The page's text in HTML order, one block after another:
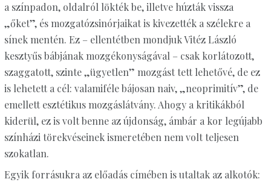
a színpadon, oldalról lökték be, illetve húzták vissza
„őket”, és mozgatózsinórjaikat is kivezették a szélekre a
sínek mentén. Ez – ellentétben mondjuk Vitéz László
kesztyűs bábjának mozgékonyságával – csak korlátozott,
szaggatott, szinte „ügyetlen” mozgást tett lehetővé, de ez
is lehetett a cél: valamiféle bájosan naiv, „neoprimitív”, de
emellett esztétikus mozgáslátvány. Ahogy a kritikákból
kiderül, ez is volt benne az újdonság, ámbár a kor legújabb
színházi törekvéseinek ismeretében nem volt teljesen
szokatlan.
Egyik forrásukra az előadás címében is utaltak az alkotók: